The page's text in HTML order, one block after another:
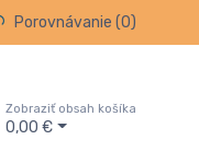
Porovnávanie (0)
Zobraziť obsah košíka
0,00 €